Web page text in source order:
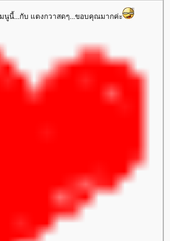
นูนี้...กับ แตงกวาสดๆ...ขอบคุณมากค่ะ